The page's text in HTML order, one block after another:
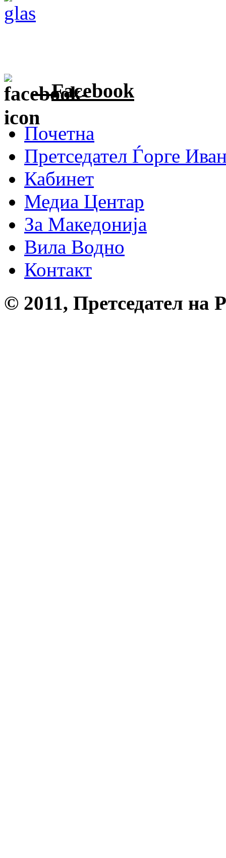
Facebook
Почетна
Претседател Ѓорге
Кабинет
Медиа Центар
За Македонија
Вила Водно
Контакт
© 2011, Претседател на